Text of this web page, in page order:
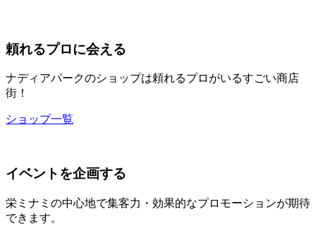
頼れるプロに会える
ナディアパークのショップは頼れるプロがいるすごい商店
街！
ショップ一覧
イベントを企画する
栄ミナミの中心地で集客力・効果的なプロモーションが期待
できます。